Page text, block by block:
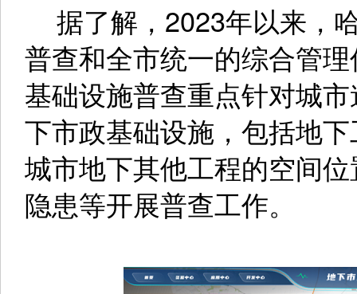
据了解，2023年以来，
普查和全市统一的综合管
基础设施普查重点针对城
下市政基础设施，包括地
城市地下其他工程的空间
隐患等开展普查工作。